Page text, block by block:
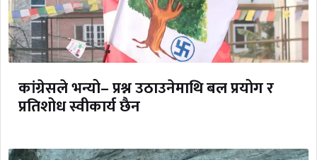
कांग्रेसले भन्यो– प्रश्न उठाउनेमाथि बल प्रयोग र
प्रतिशोध स्वीकार्य छैन